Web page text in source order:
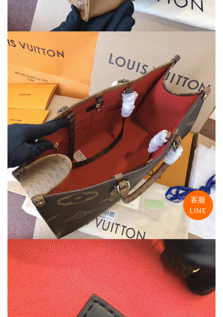
客服
LINE